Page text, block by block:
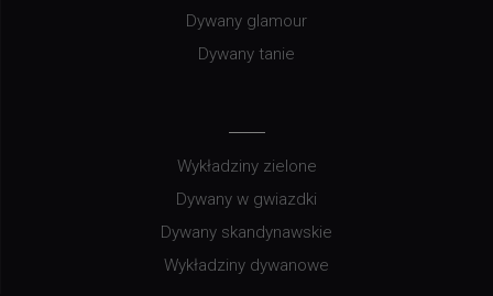
Dywany glamour
Dywany tanie
Wykładziny zielone
Dywany w gwiazdki
Dywany skandynawskie
Wykładziny dywanowe